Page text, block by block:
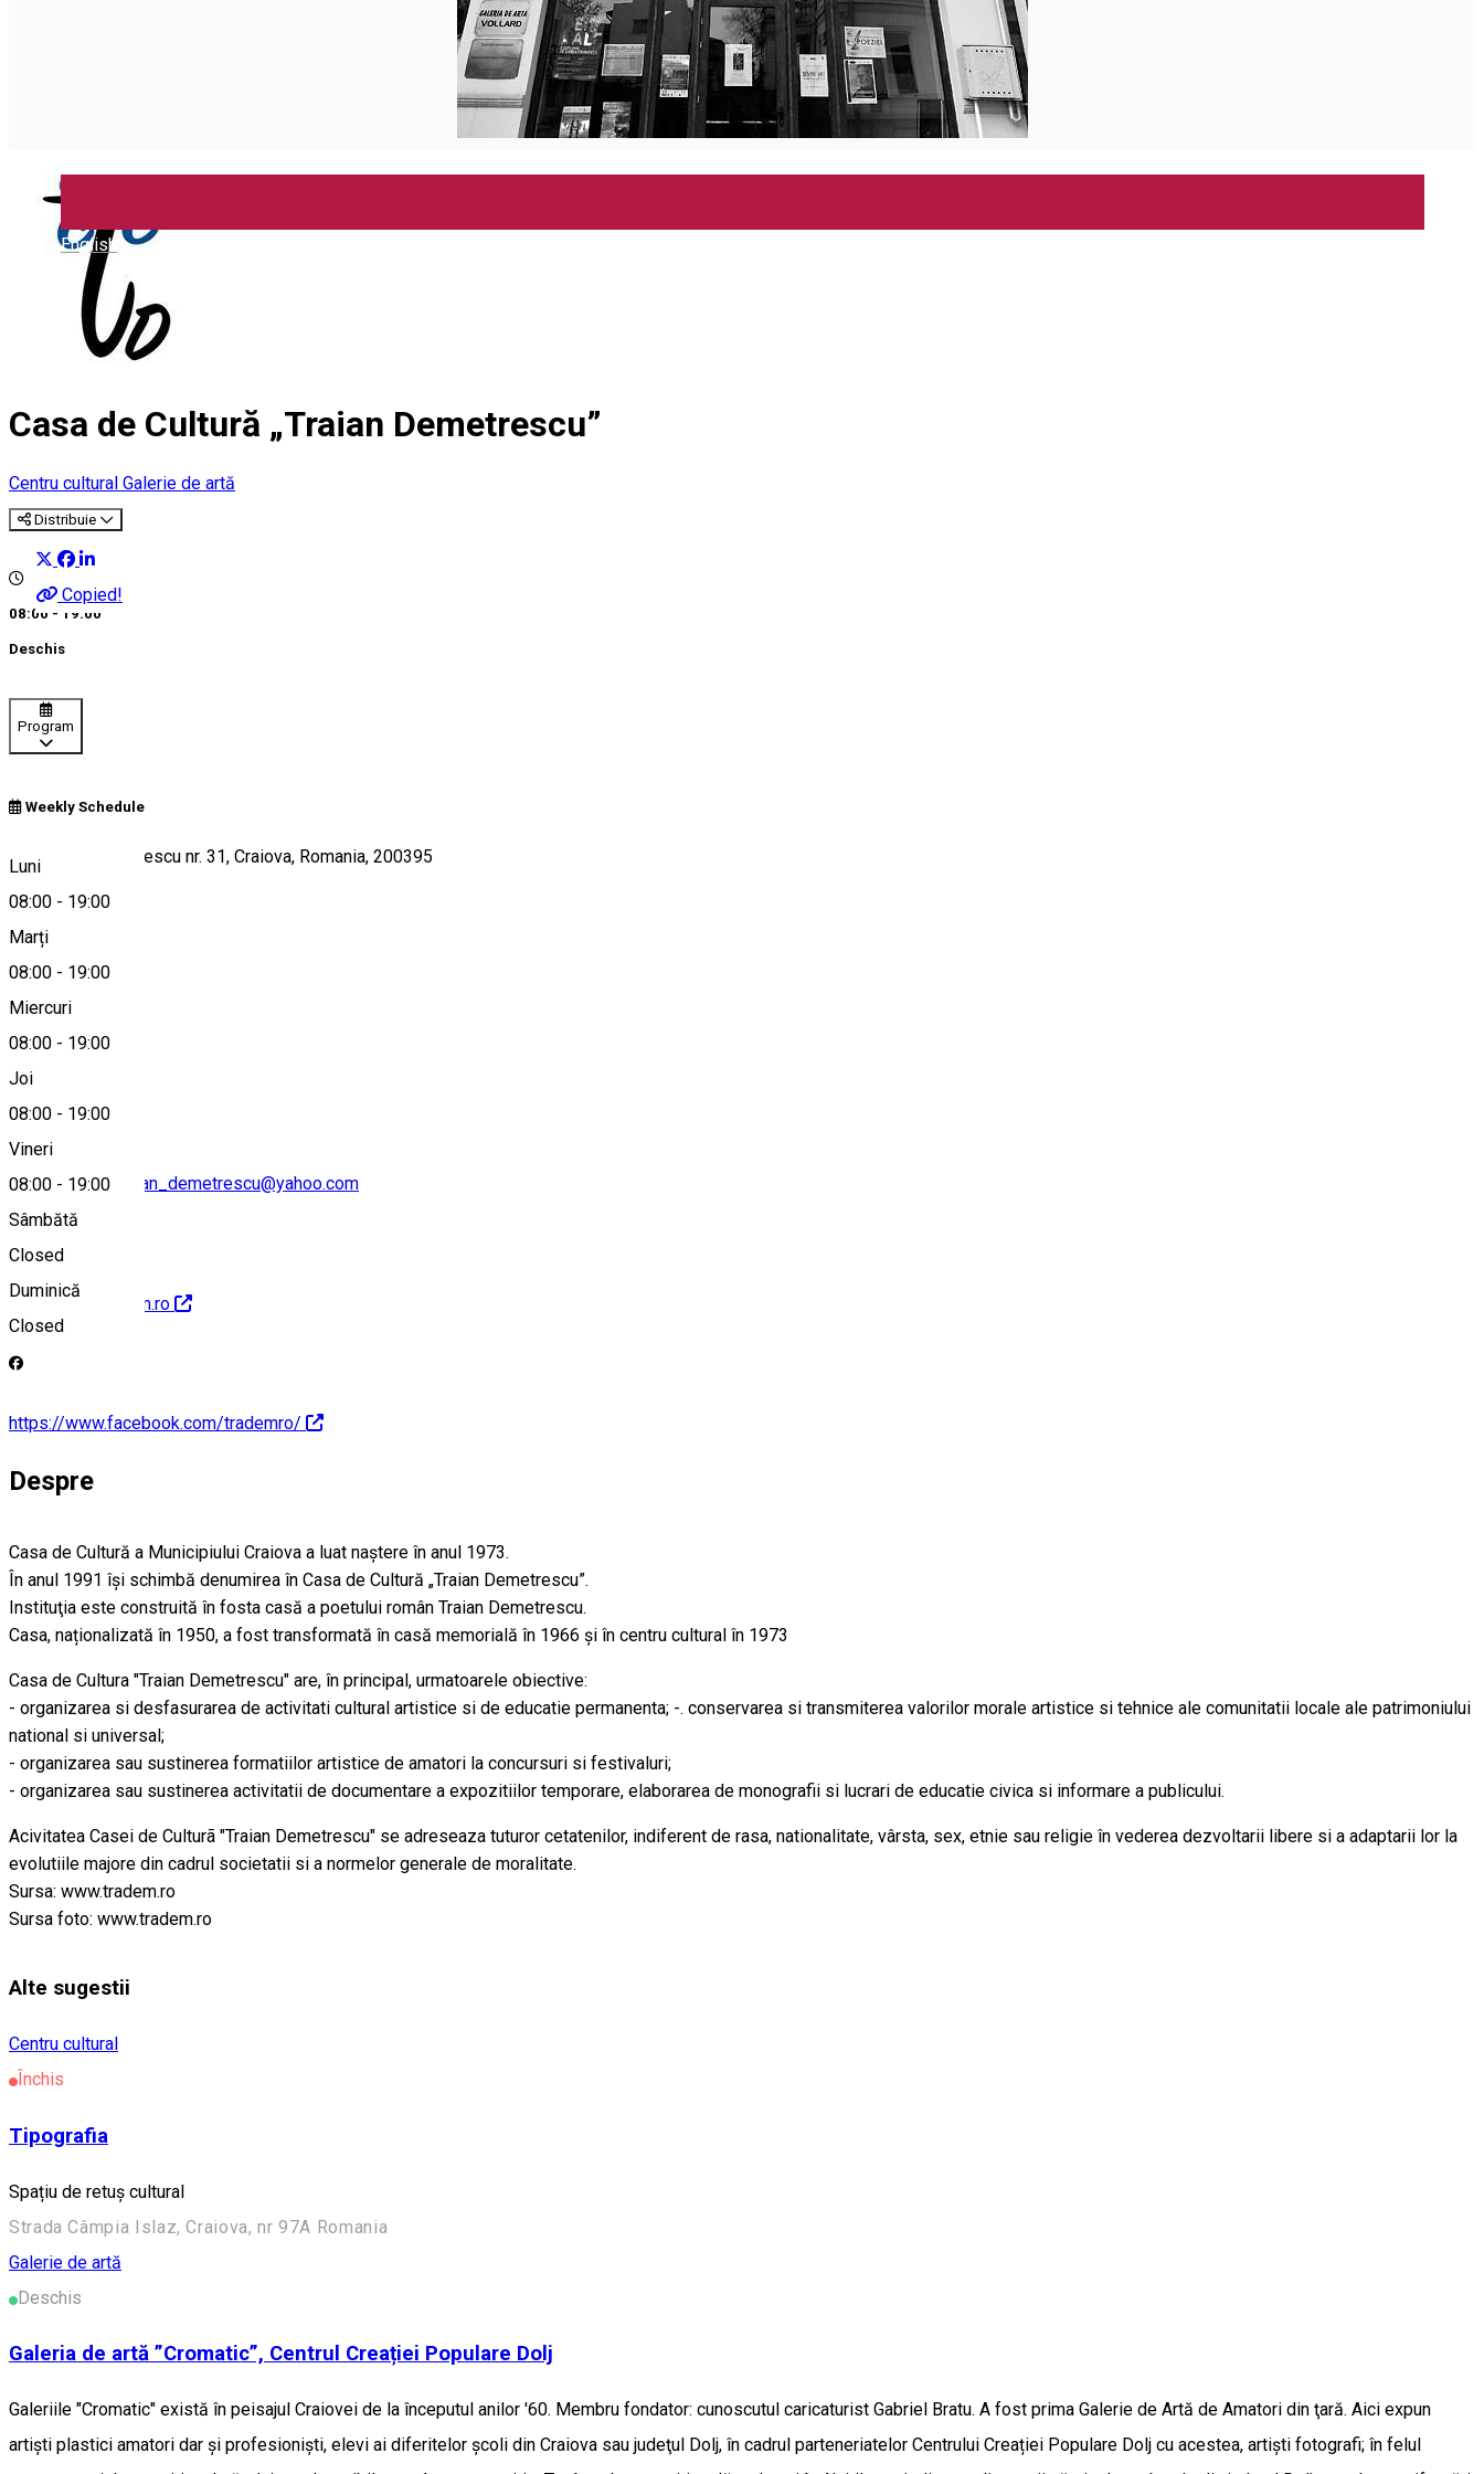
English
Casa de Cultură „Traian Demetrescu”
Centru cultural Galerie de artă
Distribuie
Copied!
08:00 - 19:00
Deschis
Program
Weekly Schedule
Luni
08:00 - 19:00
Marți
08:00 - 19:00
Miercuri
08:00 - 19:00
Joi
08:00 - 19:00
Vineri
08:00 - 19:00
Sâmbătă
Closed
Duminică
Closed
str. Traian Demetrescu nr. 31, Craiova, Romania, 200395
Hartă
casa_cultura_traian_demetrescu@yahoo.com
http://www.tradem.ro
https://www.facebook.com/trademro/
Despre
Casa de Cultură a Municipiului Craiova a luat naștere în anul 1973.
În anul 1991 își schimbă denumirea în Casa de Cultură „Traian Demetrescu”.
Instituţia este construită în fosta casă a poetului român Traian Demetrescu.
Casa, naționalizată în 1950, a fost transformată în casă memorială în 1966 şi în centru cultural în 1973
Casa de Cultura "Traian Demetrescu" are, în principal, urmatoarele obiective:
- organizarea si desfasurarea de activitati cultural artistice si de educatie permanenta; -. conservarea si transmiterea valorilor morale artistice si tehnice ale comunitatii locale ale patrimoniului
national si universal;
- organizarea sau sustinerea formatiilor artistice de amatori la concursuri si festivaluri;
- organizarea sau sustinerea activitatii de documentare a expozitiilor temporare, elaborarea de monografii si lucrari de educatie civica si informare a publicului.
Acivitatea Casei de Culturã "Traian Demetrescu" se adreseaza tuturor cetatenilor, indiferent de rasa, nationalitate, vârsta, sex, etnie sau religie în vederea dezvoltarii libere si a adaptarii lor la
evolutiile majore din cadrul societatii si a normelor generale de moralitate.
Sursa: www.tradem.ro
Sursa foto: www.tradem.ro
Alte sugestii
Centru cultural
Închis
Tipografia
Spațiu de retuș cultural
Strada Câmpia Islaz, Craiova, nr 97A Romania
Galerie de artă
Deschis
Galeria de artă ”Cromatic”, Centrul Creației Populare Dolj
Galeriile "Cromatic" există în peisajul Craiovei de la începutul anilor '60. Membru fondator: cunoscutul caricaturist Gabriel Bratu. A fost prima Galerie de Artă de Amatori din ţară. Aici expun
artişti plastici amatori dar şi profesionişti, elevi ai diferitelor şcoli din Craiova sau judeţul Dolj, în cadrul parteneriatelor Centrului Creației Populare Dolj cu acestea, artişti fotografi; în felul